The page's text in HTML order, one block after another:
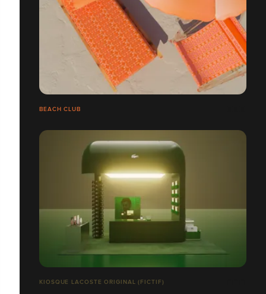
BEACH CLUB
KIOSQUE LACOSTE ORIGINAL (FICTIF)